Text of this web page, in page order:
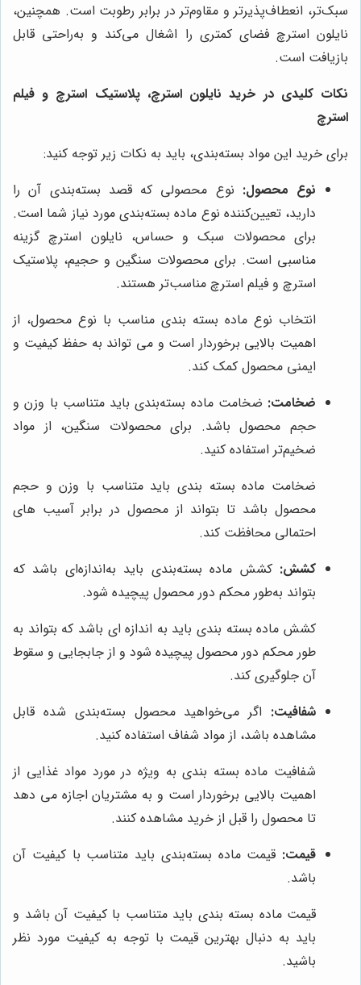
سبک‌تر، انعطاف‌پذیرتر و مقاوم‌تر در برابر رطوبت است. همچنین،
نایلون استرچ فضای کمتری را اشغال می‌کند و به‌راحتی قابل
بازیافت است.
نکات کلیدی در خرید نایلون استرچ، پلاستیک استرچ و فیلم
استرچ
برای خرید این مواد بسته‌بندی، باید به نکات زیر توجه کنید:
نوع محصول: نوع محصولی که قصد بسته‌بندی آن را
دارید، تعیین‌کننده نوع ماده بسته‌بندی مورد نیاز شما است.
برای محصولات سبک و حساس، نایلون استرچ گزینه
مناسبی است. برای محصولات سنگین و حجیم، پلاستیک
استرچ و فیلم استرچ مناسب‌تر هستند.
انتخاب نوع ماده بسته بندی مناسب با نوع محصول، از
اهمیت بالایی برخوردار است و می تواند به حفظ کیفیت و
ایمنی محصول کمک کند.
ضخامت: ضخامت ماده بسته‌بندی باید متناسب با وزن و
حجم محصول باشد. برای محصولات سنگین، از مواد
ضخیم‌تر استفاده کنید.
ضخامت ماده بسته بندی باید متناسب با وزن و حجم
محصول باشد تا بتواند از محصول در برابر آسیب های
احتمالی محافظت کند.
کشش: کشش ماده بسته‌بندی باید به‌اندازه‌ای باشد که
بتواند به‌طور محکم دور محصول پیچیده شود.
کشش ماده بسته بندی باید به اندازه ای باشد که بتواند به
طور محکم دور محصول پیچیده شود و از جابجایی و سقوط
آن جلوگیری کند.
شفافیت: اگر می‌خواهید محصول بسته‌بندی شده قابل
مشاهده باشد، از مواد شفاف استفاده کنید.
شفافیت ماده بسته بندی به ویژه در مورد مواد غذایی از
اهمیت بالایی برخوردار است و به مشتریان اجازه می دهد
تا محصول را قبل از خرید مشاهده کنند.
قیمت: قیمت ماده بسته‌بندی باید متناسب با کیفیت آن
باشد.
قیمت ماده بسته بندی باید متناسب با کیفیت آن باشد و
باید به دنبال بهترین قیمت با توجه به کیفیت مورد نظر
باشید.